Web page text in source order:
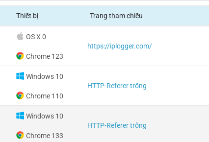
Thiết bị Trang tham chiếu
OS X 0
Chrome 123
https://iplogger.com/
Windows 10
Chrome 110
HTTP-Referer trống
Windows 10
Chrome 133
HTTP-Referer trống